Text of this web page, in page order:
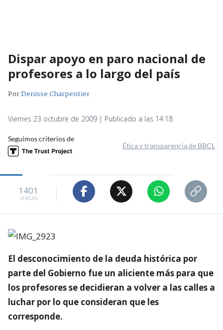
Dispar apoyo en paro nacional de
profesores a lo largo del país
PorDenisse Charpentier
Viernes 23 octubre de 2009 | Publicado a las 14:18
Seguimos criterios de
Ética y transparencia de BBCL
1401
visitas
El desconocimiento de la deuda histórica por
parte del Gobierno fue un aliciente más para que
los profesores se decidieran a volver a las calles a
luchar por lo que consideran que les
corresponde.